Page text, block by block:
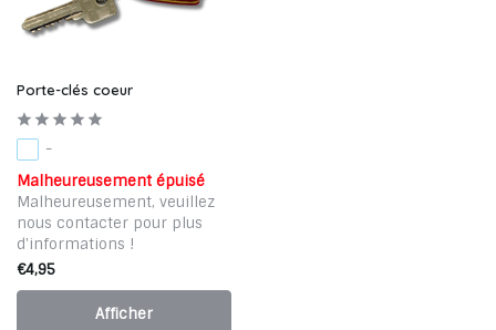
Porte-clés coeur
-
Malheureusement épuisé
Malheureusement, veuillez
nous contacter pour plus
d'informations !
€4,95
Afficher